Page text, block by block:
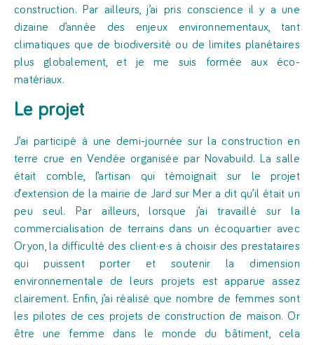
construction. Par ailleurs, j’ai pris conscience il y a une
dizaine d’année des enjeux environnementaux, tant
climatiques que de biodiversité ou de limites planétaires
plus globalement, et je me suis formée aux éco-
matériaux.
Le projet
J’ai participé à une demi-journée sur la construction en
terre crue en Vendée organisée par Novabuild. La salle
était comble, l’artisan qui témoignait sur le projet
d’extension de la mairie de Jard sur Mer a dit qu’il était un
peu seul. Par ailleurs, lorsque j’ai travaillé sur la
commercialisation de terrains dans un écoquartier avec
Oryon, la difficulté des client·e·s à choisir des prestataires
qui puissent porter et soutenir la dimension
environnementale de leurs projets est apparue assez
clairement. Enfin, j’ai réalisé que nombre de femmes sont
les pilotes de ces projets de construction de maison. Or
être une femme dans le monde du bâtiment, cela